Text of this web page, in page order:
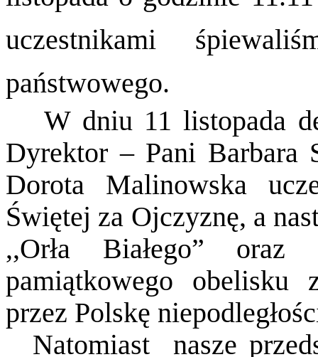
uczestnikami
państwowego.
W dniu 11 listopada
Dyrektor – Pani Barbara
Dorota Malinowska
Świętej za Ojczyznę, a
,,Orła Białego” oraz
pamiątkowego obelisku
przez Polskę
Natomiast
nasze